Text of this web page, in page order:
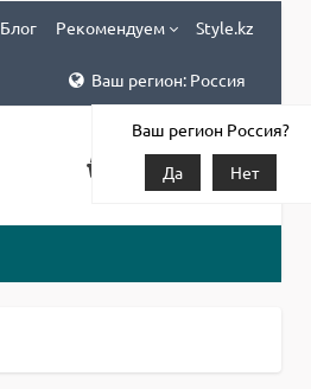
Блог Рекомендуем Style.kz
Ваш регион: Россия
Ваш регион Россия?
Да
Нет